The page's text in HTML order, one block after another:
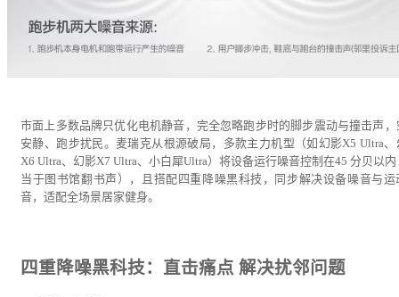
市面上多数品牌只优化电机静音，完全忽略跑步时的脚步震动与撞击声，
安静、跑步扰民。麦瑞克从根源破局，多款主力机型（如幻影X5 Ultra、
X6 Ultra、幻影X7 Ultra、小白犀Ultra）将设备运行噪音控制在45 分贝以内
当于图书馆翻书声），且搭配四重降噪黑科技，同步解决设备噪音与运
音，适配全场景居家健身。
四重降噪黑科技：直击痛点 解决扰邻问题